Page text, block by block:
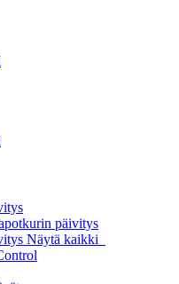
päivitys
Näytä kaikki